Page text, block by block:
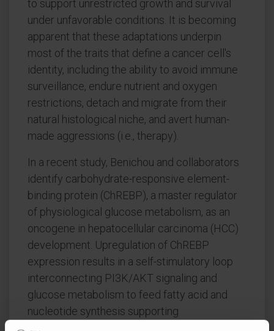
to support unrestricted growth and survival
under unfavorable conditions. It is becoming
apparent that these adaptations underpin
most of the traits that define a cancer cell's
identity, including the ability to avoid immune
surveillance, endure nutrient and oxygen
restrictions, detach and migrate from their
natural histological niche, and avert human-
made aggressions (i.e., therapy).
In a recent study, Benichou and collaborators
identify carbohydrate-responsive element-
binding protein (ChREBP), a master regulator
of physiological glucose metabolism, as an
oncogene in hepatocellular carcinoma (HCC)
development. Upregulation of ChREBP
expression results in a self-stimulatory loop
interconnecting PI3K/AKT signaling and
glucose metabolism to feed fatty acid and
nucleotide synthesis supporting
tumorigenesis. Importantly, pharmacological